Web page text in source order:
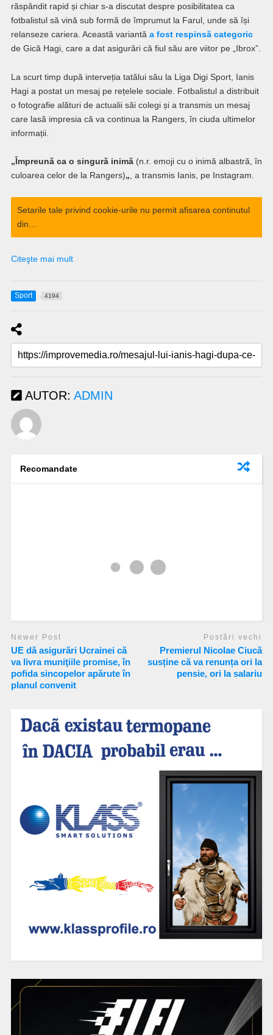
răspândit rapid și chiar s-a discutat despre posibilitatea ca
fotbalistul să vină sub formă de împrumut la Farul, unde să își
relanseze cariera. Această variantă a fost respinsă categoric
de Gică Hagi, care a dat asigurări că fiul său are viitor pe „Ibrox”.
La scurt timp după interveția tatălui său la Liga Digi Sport, Ianis
Hagi a postat un mesaj pe rețelele sociale. Fotbalistul a distribuit
o fotografie alături de actualii săi colegi și a transmis un mesaj
care lasă impresia că va continua la Rangers, în ciuda ultimelor
informații.
„Împreună ca o singură inimă(n.r. emoji cu o inimă albastră, în
culoarea celor de la Rangers)„, a transmis Ianis, pe Instagram.
Setarile tale privind cookie-urile nu permit afisarea continutul
din…
Citeşte mai mult
Sport 4194
AUTOR: ADMIN
Recomandate
Newer Post
UE dă asigurări Ucrainei că
va livra muniţiile promise, în
pofida sincopelor apărute în
planul convenit
Postări vechi
Premierul Nicolae Ciucă
susține că va renunța ori la
pensie, ori la salariu